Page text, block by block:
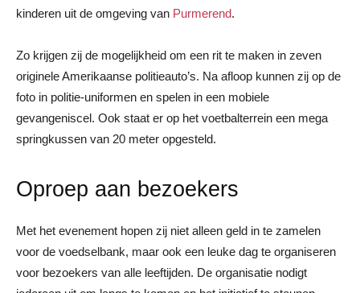
kinderen uit de omgeving van Purmerend.
Zo krijgen zij de mogelijkheid om een rit te maken in zeven
originele Amerikaanse politieauto’s. Na afloop kunnen zij op de
foto in politie-uniformen en spelen in een mobiele
gevangeniscel. Ook staat er op het voetbalterrein een mega
springkussen van 20 meter opgesteld.
Oproep aan bezoekers
Met het evenement hopen zij niet alleen geld in te zamelen
voor de voedselbank, maar ook een leuke dag te organiseren
voor bezoekers van alle leeftijden. De organisatie nodigt